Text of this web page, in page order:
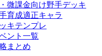
微課金向け野手デッキ
育成適正キャラ
キテンプレ
ント一覧
まとめ